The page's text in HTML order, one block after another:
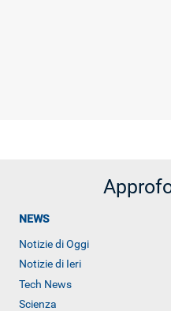
NEWS
Notizie di Oggi
Notizie di Ieri
Tech News
Scienza